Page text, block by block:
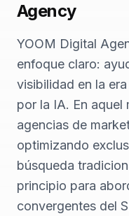
Agency
YOOM Digital
enfoque claro:
visibilidad en la
por la IA. En aquel
agencias de
optimizando
búsqueda
principio para
convergentes del